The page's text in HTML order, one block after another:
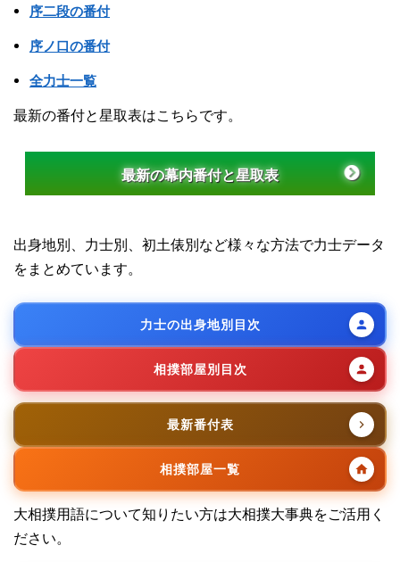
序二段の番付
序ノ口の番付
全力士一覧
最新の番付と星取表はこちらです。
最新の幕内番付と星取表
出身地別、力士別、初土俵別など様々な方法で力士データ
をまとめています。
力士の出身地別目次
相撲部屋別目次
最新番付表
相撲部屋一覧
大相撲用語について知りたい方は大相撲大事典をご活用く
ださい。